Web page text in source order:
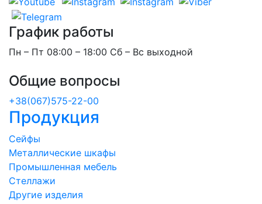
График работы
Пн – Пт 08:00 – 18:00 Сб – Вс выходной
Общие вопросы
+38(067)575-22-00
Продукция
Сейфы
Металлические шкафы
Промышленная мебель
Стеллажи
Другие изделия